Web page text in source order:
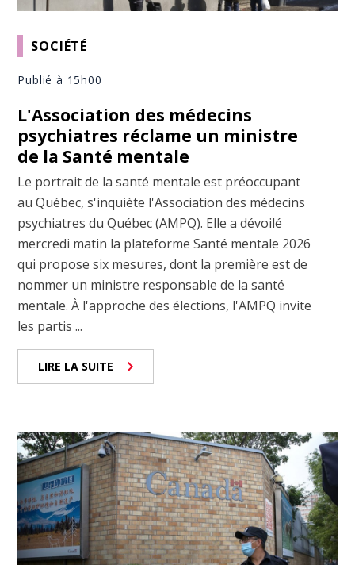
SOCIÉTÉ
Publié à 15h00
L'Association des médecins
psychiatres réclame un ministre
de la Santé mentale
Le portrait de la santé mentale est préoccupant
au Québec, s'inquiète l'Association des médecins
psychiatres du Québec (AMPQ). Elle a dévoilé
mercredi matin la plateforme Santé mentale 2026
qui propose six mesures, dont la première est de
nommer un ministre responsable de la santé
mentale. À l'approche des élections, l'AMPQ invite
les partis ...
LIRE LA SUITE